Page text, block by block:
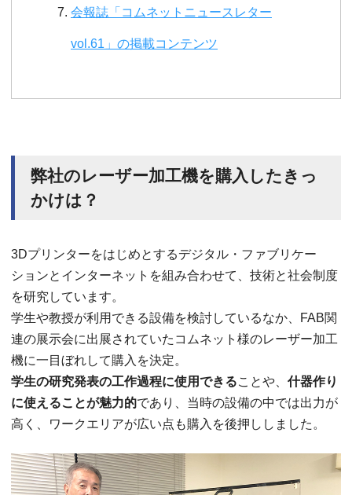
会報誌「コムネットニュースレター
vol.61」の掲載コンテンツ
弊社のレーザー加工機を購入したきっ
かけは？
3Dプリンターをはじめとするデジタル・ファブリケー
ションとインターネットを組み合わせて、技術と社会制度
を研究しています。
学生や教授が利用できる設備を検討しているなか、FAB関
連の展示会に出展されていたコムネット様のレーザー加工
機に一目ぼれして購入を決定。
学生の研究発表の工作過程に使用できることや、 什器作り
に使えることが魅力的であり、当時の設備の中では出力が
高く、ワークエリアが広い点も購入を後押ししました。